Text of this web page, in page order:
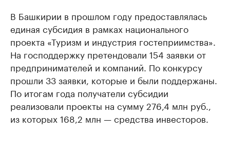
В Башкирии в прошлом году предоставлялась
единая субсидия в рамках национального
проекта «Туризм и индустрия гостеприимства».
На господдержку претендовали 154 заявки от
предпринимателей и компаний. По конкурсу
прошли 33 заявки, которые и были поддержаны.
По итогам года получатели субсидии
реализовали проекты на сумму 276,4 млн руб.,
из которых 168,2 млн — средства инвесторов.